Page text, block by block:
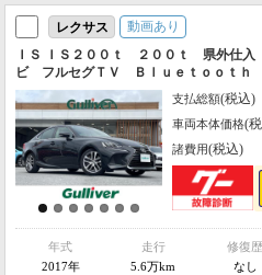
レクサス
動画あり
ＩＳ ＩＳ２００ｔ ２００ｔ 県外仕
ビ フルセグＴＶ Ｂｌｕｅｔｏｏｔ
ルーズコントロール ビルトインＥＴ
ートヒーター
支払総額(税込)
車両本体価格(
諸費用(税込)
年式
2017年
走行
5.6万km
修復歴
なし